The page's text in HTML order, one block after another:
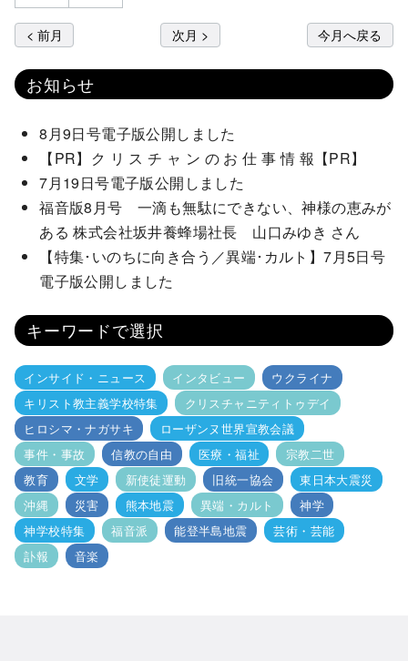
< 前月 次月 > 今月へ戻る
お知らせ
8月9日号電子版公開しました
【PR】ク リ ス チ ャ ン の お 仕 事 情 報【PR】
7月19日号電子版公開しました
福音版8月号 一滴も無駄にできない、神様の恵みが
ある 株式会社坂井養蜂場社長 山口みゆき さん
【特集･いのちに向き合う／異端･カルト】7月5日号
電子版公開しました
キーワードで選択
インサイド・ニュース インタビュー
ウクライナ
キリスト教主義学校特集
クリスチャニティトゥデイ
ヒロシマ・ナガサキ
ローザンヌ世界宣教会議
事件・事故
信教の自由 医療・福祉
宗教二世
教育
文学 新使徒運動 旧統一協会
東日本大震災
沖縄
災害 熊本地震 異端・カルト
神学
神学校特集
福音派 能登半島地震
芸術・芸能
訃報
音楽